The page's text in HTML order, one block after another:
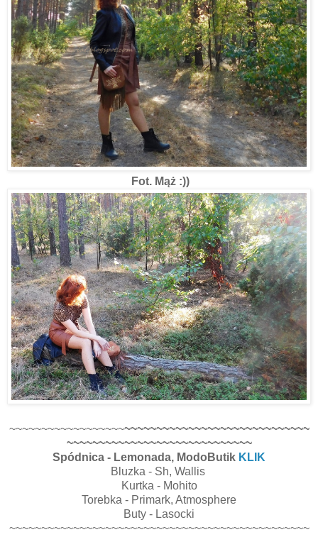
Fot. Mąż :))
~~~~~~~~~~~~~~~~~~~~~~~~~~~~~~~~~~~~~~~~~~~~~~~
~~~~~~~~~~~~~~~~~~~~~~~~~~~~~
Spódnica - Lemonada, ModoButik KLIK
Bluzka - Sh, Wallis
Kurtka - Mohito
Torebka - Primark, Atmosphere
Buty - Lasocki
~~~~~~~~~~~~~~~~~~~~~~~~~~~~~~~~~~~~~~~~~~~~~~~